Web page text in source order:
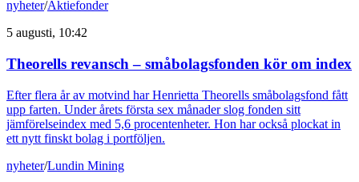
nyheter/Aktiefonder
5 augusti, 10:42
Theorells revansch – småbolagsfonden kör om index
Efter flera år av motvind har Henrietta Theorells småbolagsfond fått
upp farten. Under årets första sex månader slog fonden sitt
jämförelseindex med 5,6 procentenheter. Hon har också plockat in
ett nytt finskt bolag i portföljen.
nyheter/Lundin Mining